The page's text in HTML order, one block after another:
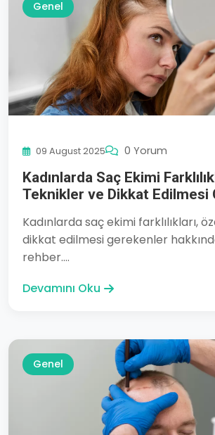
Genel
09 August 2025 0 Yorum
Kadınlarda Saç Ekimi
Teknikler ve Dikkat Edilmesi
Kadınlarda saç ekimi farklılıkları,
dikkat edilmesi gerekenler
rehber....
Devamını Oku
Genel